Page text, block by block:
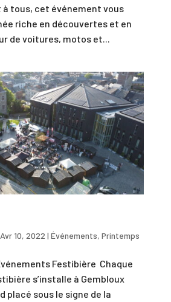
tous, cet événement vous
riche en découvertes et en
de voitures, motos et...
Avr 10, 2022 | Événements, Printemps
Festibière Chaque
s’installe à Gembloux
placé sous le signe de la